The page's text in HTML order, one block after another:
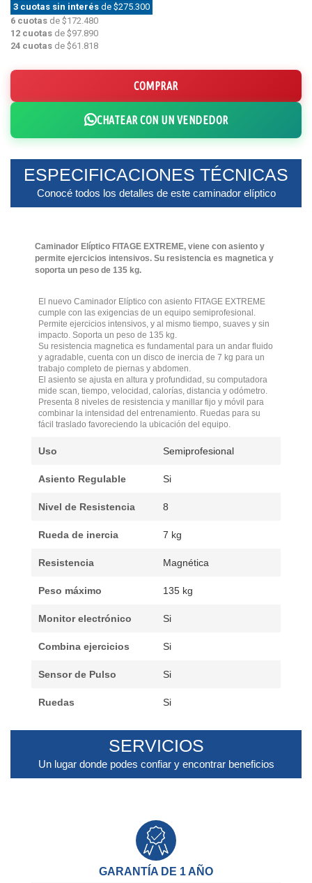
3 cuotas sin interés de $275.300
6 cuotas de $172.480
12 cuotas de $97.890
24 cuotas de $61.818
COMPRAR
CHATEAR CON UN VENDEDOR
ESPECIFICACIONES TÉCNICAS
Conocé todos los detalles de este caminador elíptico
Caminador Elíptico FITAGE EXTREME, viene con asiento y
permite ejercicios intensivos. Su resistencia es magnetica y
soporta un peso de 135 kg.
El nuevo Caminador Elíptico con asiento FITAGE EXTREME
cumple con las exigencias de un equipo semiprofesional.
Permite ejercicios intensivos, y al mismo tiempo, suaves y sin
impacto. Soporta un peso de 135 kg.
Su resistencia magnetica es fundamental para un andar fluido
y agradable, cuenta con un disco de inercia de 7 kg para un
trabajo completo de piernas y abdomen.
El asiento se ajusta en altura y profundidad, su computadora
mide scan, tiempo, velocidad, calorías, distancia y odómetro.
Presenta 8 niveles de resistencia y manillar fijo y móvil para
combinar la intensidad del entrenamiento. Ruedas para su
fácil traslado favoreciendo la ubicación del equipo.
Uso Semiprofesional
Asiento Regulable Si
Nivel de Resistencia 8
Rueda de inercia 7 kg
Resistencia Magnética
Peso máximo 135 kg
Monitor electrónico Si
Combina ejercicios Si
Sensor de Pulso Si
Ruedas Si
SERVICIOS
Un lugar donde podes confiar y encontrar beneficios
GARANTÍA DE 1 AÑO